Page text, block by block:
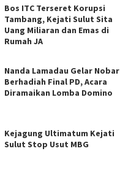
Bos ITC Terseret Korupsi
Tambang, Kejati Sulut Sita
Uang Miliaran dan Emas di
Rumah JA
Nanda Lamadau Gelar Nobar
Berhadiah Final PD, Acara
Diramaikan Lomba Domino
Kejagung Ultimatum Kejati
Sulut Stop Usut MBG